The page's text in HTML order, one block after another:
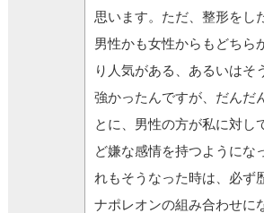
思います。ただ、整形をし
男性かも女性からもどちら
り人気がある、あるいはそ
強かったんですが、だんだ
とに、男性の方が私に対し
ど嫌な感情を持つようにな
れもそうなった時は、必ず
ナポレオンの組み合わせに